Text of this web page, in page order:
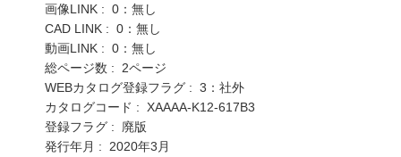
画像LINK : 0：無し
CAD LINK : 0：無し
動画LINK : 0：無し
総ページ数 : 2ページ
WEBカタログ登録フラグ : 3：社外
カタログコード : XAAAA-K12-617B3
登録フラグ : 廃版
発行年月 : 2020年3月